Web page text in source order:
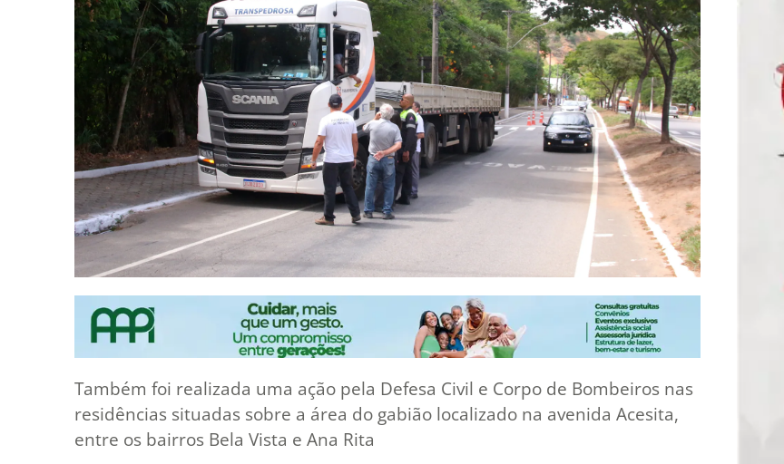
Também foi realizada uma ação pela Defesa Civil e Corpo de Bombeiros nas
residências situadas sobre a área do gabião localizado na avenida Acesita,
entre os bairros Bela Vista e Ana Rita